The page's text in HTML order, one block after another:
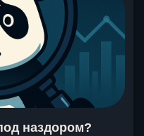
наздором?